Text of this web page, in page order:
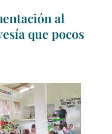
al
que pocos